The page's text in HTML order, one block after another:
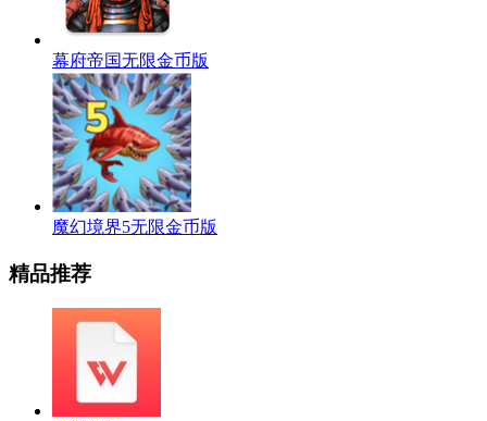
幕府帝国无限金币版
魔幻境界5无限金币版
精品推荐